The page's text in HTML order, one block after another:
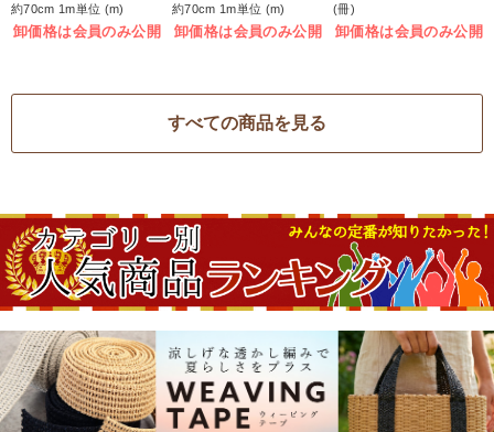
約70cm 1m単位 (m)
卸価格は会員のみ公開
約70cm 1m単位 (m)
卸価格は会員のみ公開
(冊)
卸価格は会員のみ公開
すべての商品を見る